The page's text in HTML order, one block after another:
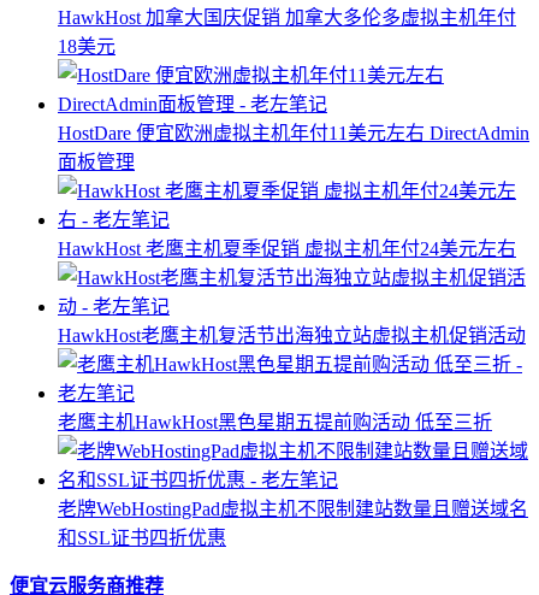
HawkHost 加拿大国庆促销 加拿大多伦多虚拟主机年付
18美元
HostDare 便宜欧洲虚拟主机年付11美元左右 DirectAdmin
面板管理
HawkHost 老鹰主机夏季促销 虚拟主机年付24美元左右
HawkHost老鹰主机复活节出海独立站虚拟主机促销活动
老鹰主机HawkHost黑色星期五提前购活动 低至三折
老牌WebHostingPad虚拟主机不限制建站数量且赠送域名
和SSL证书四折优惠
便宜云服务商推荐